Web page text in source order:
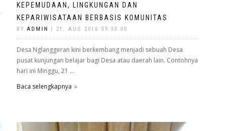
KEPEMUDAAN, LINGKUNGAN DAN
KEPARIWISATAAN BERBASIS KOMUNITAS
BY ADMIN | 21, AUG 2016 09:33:00
Desa Nglanggeran kini berkembang menjadi sebuah Desa
pusat kunjungan belajar bagi Desa atau daerah lain. Contohnya
hari ini Minggu, 21 ...
Baca selengkapnya